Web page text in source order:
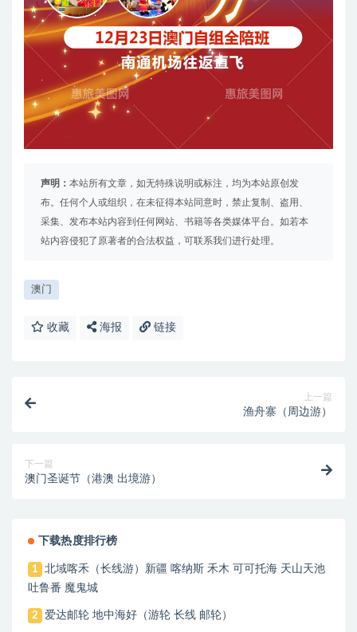
声明： 本站所有文章，如无特殊说明或标注，均为本站原创发
布。任何个人或组织，在未征得本站同意时，禁止复制、盗用、
采集、发布本站内容到任何网站、书籍等各类媒体平台。如若本
站内容侵犯了原著者的合法权益，可联系我们进行处理。
澳门
收藏 海报 链接
上一篇
渔舟寨（周边游）
下一篇
澳门圣诞节（港澳 出境游）
下载热度排行榜
1
北域喀禾（长线游）新疆 喀纳斯 禾木 可可托海 天山天池
吐鲁番 魔鬼城
2 爱达邮轮 地中海好（游轮 长线 邮轮）